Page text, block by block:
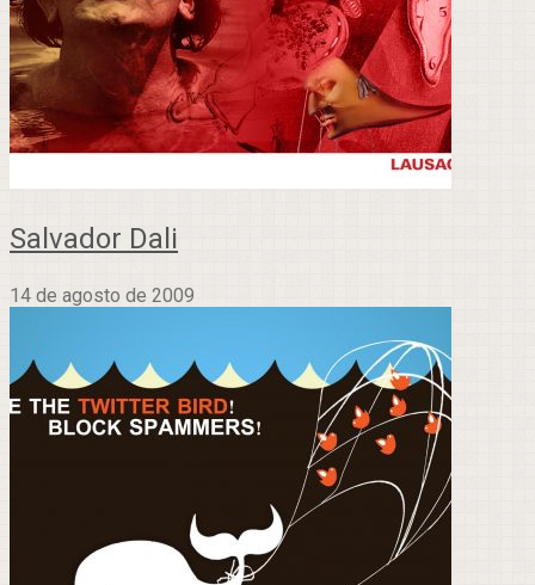
Salvador Dali
14 de agosto de 2009